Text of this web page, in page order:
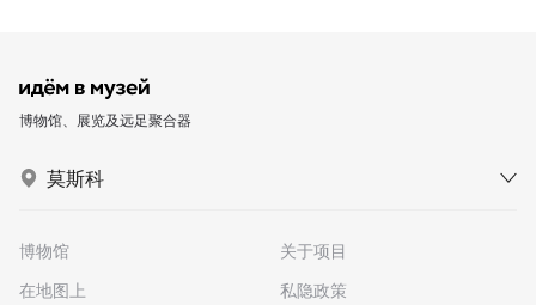
博物馆、展览及远足聚合器
莫斯科
博物馆
在地图上
关于项目
私隐政策